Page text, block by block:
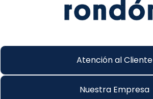
Atención al Cliente
Nuestra Empresa